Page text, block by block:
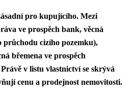
pro kupujícího. Mezi
ve prospěch bank, věcná
cizího pozemku),
břemena ve prospěch
v listu vlastnictví se skrývá
cenu a prodejnost nemovitosti.